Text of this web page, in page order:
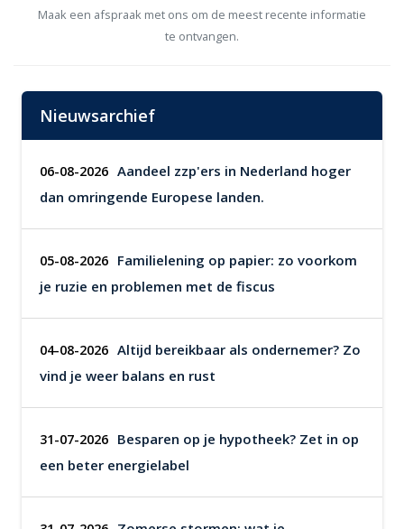
Maak een afspraak met ons om de meest recente informatie
te ontvangen.
Nieuwsarchief
06-08-2026 Aandeel zzp'ers in Nederland hoger
dan omringende Europese landen.
05-08-2026 Familielening op papier: zo voorkom
je ruzie en problemen met de fiscus
04-08-2026 Altijd bereikbaar als ondernemer? Zo
vind je weer balans en rust
31-07-2026 Besparen op je hypotheek? Zet in op
een beter energielabel